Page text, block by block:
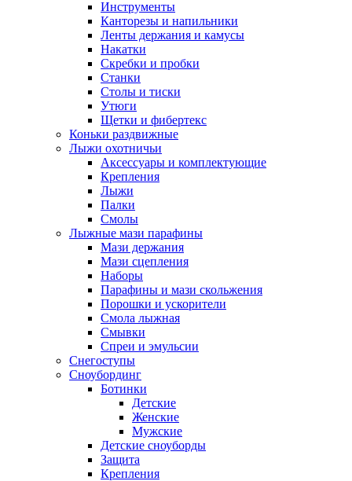
Инструменты
Канторезы и напильники
Ленты держания и камусы
Накатки
Скребки и пробки
Станки
Столы и тиски
Утюги
Щетки и фибертекс
Коньки раздвижные
Лыжи охотничьи
Аксессуары и комплектующие
Крепления
Лыжи
Палки
Смолы
Лыжные мази парафины
Мази держания
Мази сцепления
Наборы
Парафины и мази скольжения
Порошки и ускорители
Смола лыжная
Смывки
Спреи и эмульсии
Снегоступы
Сноубординг
Ботинки
Детские
Женские
Мужские
Детские сноуборды
Защита
Крепления